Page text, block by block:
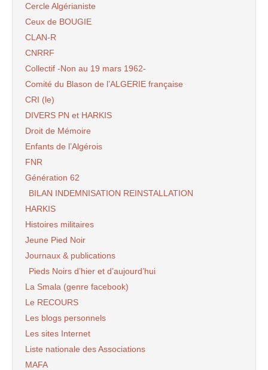
Cercle Algérianiste
Ceux de BOUGIE
CLAN-R
CNRRF
Collectif -Non au 19 mars 1962-
Comité du Blason de l’ALGERIE française
CRI (le)
DIVERS PN et HARKIS
Droit de Mémoire
Enfants de l’Algérois
FNR
Génération 62
BILAN INDEMNISATION REINSTALLATION
HARKIS
Histoires militaires
Jeune Pied Noir
Journaux & publications
Pieds Noirs d’hier et d’aujourd’hui
La Smala (genre facebook)
Le RECOURS
Les blogs personnels
Les sites Internet
Liste nationale des Associations
MAFA